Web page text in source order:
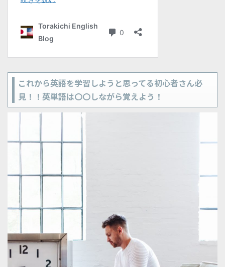
これから英語を学習しようと思ってる初心者さん必
見！！英単語は〇〇しながら覚えよう！